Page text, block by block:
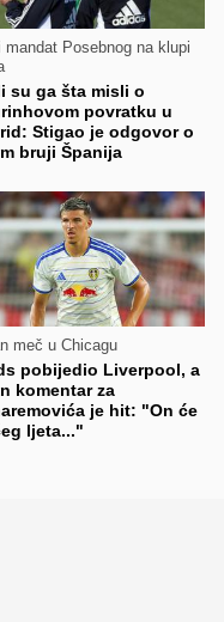
mandat Posebnog na klupi
su ga šta misli o
povratku u
Stigao je odgovor o
bruji Španija
meč u Chicagu
pobijedio Liverpool, a
komentar za
je hit: "On će
ljeta..."